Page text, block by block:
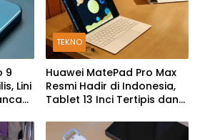
9
Lini
TEKNO
Huawei MatePad Pro Max
Resmi Hadir di Indonesia,
Tablet 13 Inci Tertipis dan